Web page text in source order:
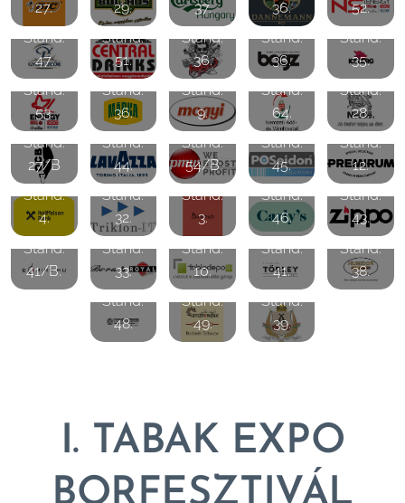
27.
29.
37.
36.
52.
Stand:
47.
Stand:
51.
Stand:
36.
Stand:
36.
Stand:
35.
Stand:
53.
Stand:
36.
Stand:
9.
Stand:
64.
Stand:
28.
Stand:
27/B
Stand:
44.
Stand:
54/B
Stand:
45.
Stand:
12.
Stand:
4.
Stand:
32.
Stand:
3.
Stand:
46.
Stand:
43.
Stand:
41/B.
Stand:
33.
Stand:
10.
Stand:
41.
Stand:
38.
Stand:
48.
Stand:
49.
Stand:
39.
I. TABAK EXPO
BORFESZTIVÁL